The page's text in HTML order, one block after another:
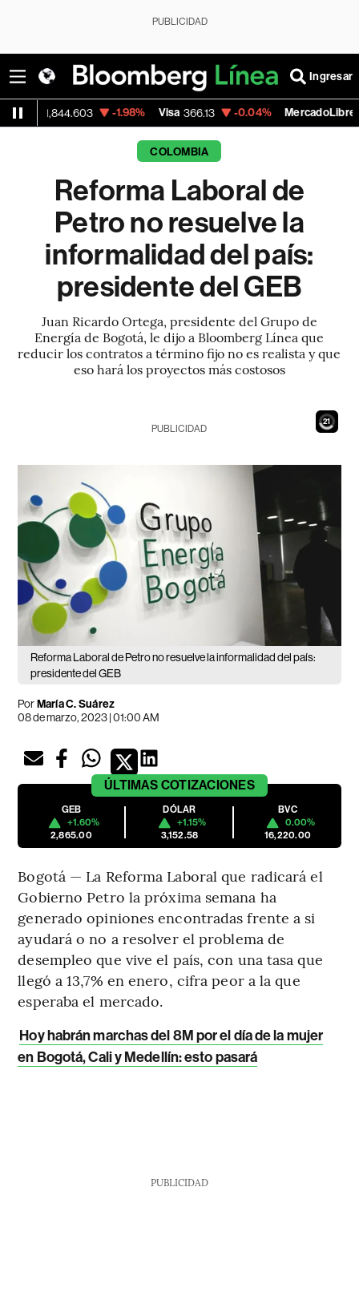
PUBLICIDAD
Ingresar
-1.98% Visa 366.13 -0.04% MercadoLibre 1,879.59
COLOMBIA
Reforma Laboral de
Petro no resuelve la
informalidad del país:
presidente del GEB
Juan Ricardo Ortega, presidente del Grupo de
Energía de Bogotá, le dijo a Bloomberg Línea que
reducir los contratos a término fijo no es realista y que
eso hará los proyectos más costosos
19
PUBLICIDAD
Reforma Laboral de Petro no resuelve la informalidad del país:
presidente del GEB
PorMaría C. Suárez
08 de marzo, 2023 | 01:00 AM
ÚLTIMAS COTIZACIONES
GEB
+1.60%
2,865.00
DÓLAR
+1.15%
3,152.58
BVC
0.00%
16,220.00
Bogotá — La Reforma Laboral que radicará el
Gobierno Petro la próxima semana ha
generado opiniones encontradas frente a si
ayudará o no a resolver el problema de
desempleo que vive el país, con una tasa que
llegó a 13,7% en enero, cifra peor a la que
esperaba el mercado.
Hoy habrán marchas del 8M por el día de la mujer
en Bogotá, Cali y Medellín: esto pasará
PUBLICIDAD